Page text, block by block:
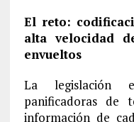
El reto:
alta velocidad
envueltos
La legislación
panificadoras de
información de